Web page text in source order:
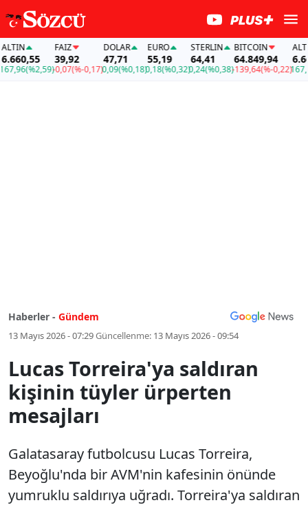
(%2,59)
FAİZ
39,92
-0,07(%-0,17)
DOLAR
47,71
0,09(%0,18)
EURO
55,19
0,18(%0,32)
STERLIN
64,41
0,24(%0,38)
BITCOIN
64.849,94
-139,64(%-0,22)
ALTIN
167,96
Haberler - Gündem
13 Mayıs 2026 - 07:29Güncellenme: 13 Mayıs 2026 - 09:54
Lucas Torreira'ya saldıran
kişinin tüyler ürperten
mesajları
Galatasaray futbolcusu Lucas Torreira,
Beyoğlu'nda bir AVM'nin kafesinin önünde
yumruklu saldırıya uğradı. Torreira'ya saldıran